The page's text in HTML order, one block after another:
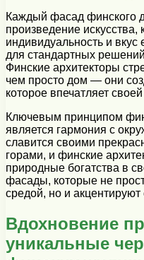
Каждый фасад финского
произведение искусства,
индивидуальность и вкус
для стандартных
Финские архитекторы
чем просто дом — они
которое впечатляет
Ключевым принципом
является гармония с
славится своими
горами, и финские
природные богатства в
фасады, которые не
средой, но и акцентируют
Вдохновение
уникальные